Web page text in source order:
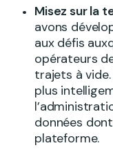
Misez sur la
avons
aux défis
opérateurs
trajets à
plus
données
plateforme.